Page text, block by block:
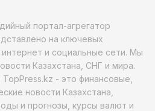
портал-агрегатор
на ключевых
и социальные сети. Мы
Казахстана, СНГ и мира.
- это финансовые,
новости Казахстана,
и прогнозы, курсы валют и